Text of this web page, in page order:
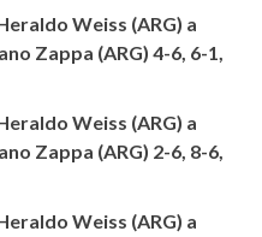
Weiss (ARG) a
Zappa (ARG) 4-6, 6-1,
Weiss (ARG) a
Zappa (ARG) 2-6, 8-6,
Weiss (ARG) a